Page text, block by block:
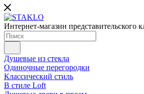
Интернет-магазин представительского
Душевые из стекла
Одиночные перегородки
Классический стиль
В стиле Loft